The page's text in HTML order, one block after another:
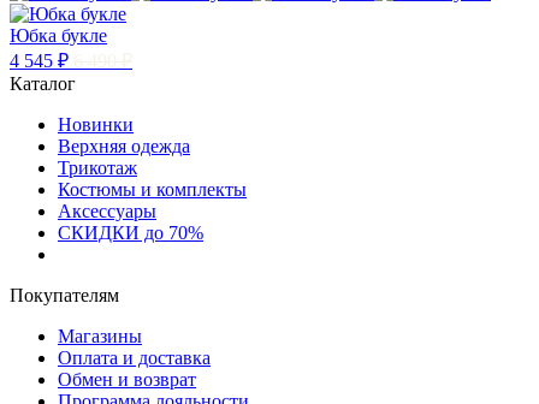
Юбка букле
4 545 ₽
Каталог
Новинки
Верхняя одежда
Трикотаж
Костюмы и комплекты
Аксессуары
СКИДКИ до 70%
Покупателям
Магазины
Оплата и доставка
Обмен и возврат